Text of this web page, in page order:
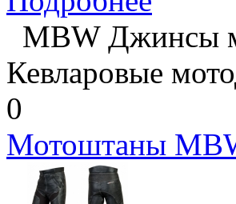
MBW Джинсы
Кевларовые
0
Мотоштаны